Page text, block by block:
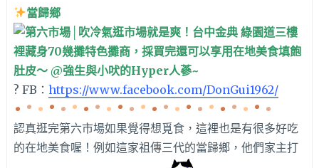
當歸鄉
? FB： https://www.facebook.com/DonGui1962/
認真逛完第六市場如果覺得想覓食，這裡也是有很多好吃
的在地美食喔！例如這家祖傳三代的當歸鄉，他們家主打